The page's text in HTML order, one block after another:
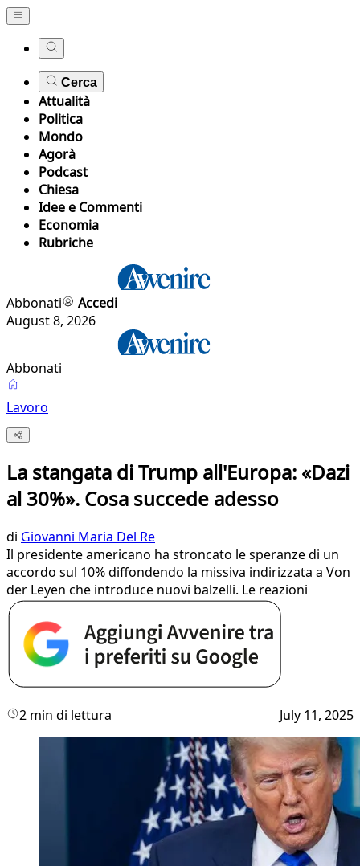
Cerca
Attualità
Politica
Mondo
Agorà
Podcast
Chiesa
Idee e Commenti
Economia
Rubriche
Abbonati
Accedi
August 8, 2026
Abbonati
Lavoro
La stangata di Trump all'Europa: «Dazi
al 30%». Cosa succede adesso
di Giovanni Maria Del Re
Il presidente americano ha stroncato le speranze di un
accordo sul 10% diffondendo la missiva indirizzata a Von
der Leyen che introduce nuovi balzelli. Le reazioni
2 min di lettura July 11, 2025